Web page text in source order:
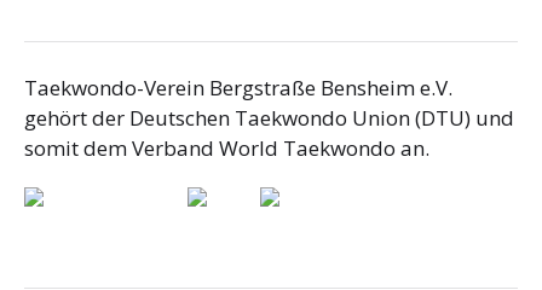
Taekwondo-Verein Bergstraße Bensheim e.V.
gehört der Deutschen Taekwondo Union (DTU) und
somit dem Verband World Taekwondo an.